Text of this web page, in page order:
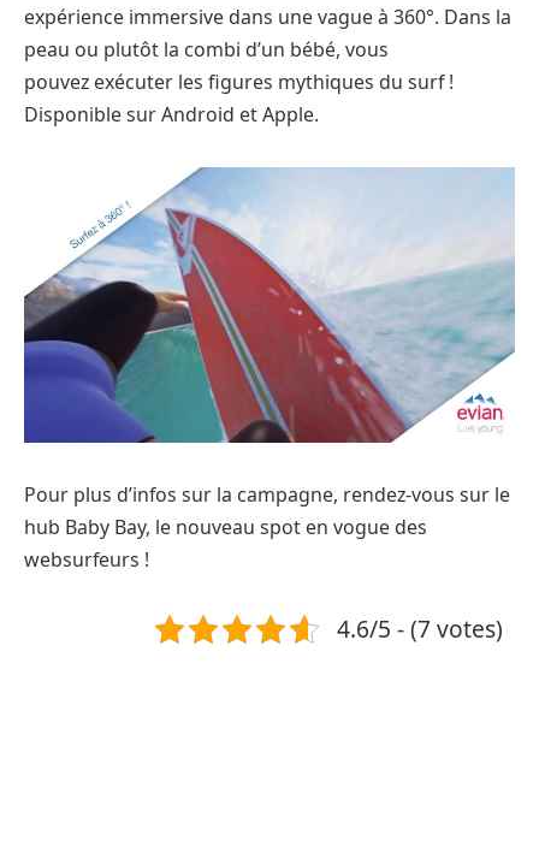
expérience immersive dans une vague à 360°. Dans la
peau ou plutôt la combi d’un bébé, vous
pouvez exécuter les figures mythiques du surf !
Disponible sur Android et Apple.
Pour plus d’infos sur la campagne, rendez-vous sur le
hub Baby Bay, le nouveau spot en vogue des
websurfeurs !
4.6/5 - (7 votes)